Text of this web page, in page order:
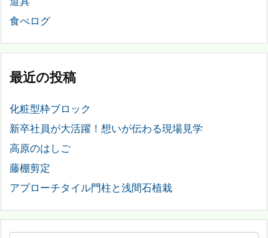
食べログ
最近の投稿
化粧型枠ブロック
新卒社員が大活躍！想いが伝わる現場見学
高原のはしご
藤棚剪定
アプローチタイル門柱と浅間石植栽